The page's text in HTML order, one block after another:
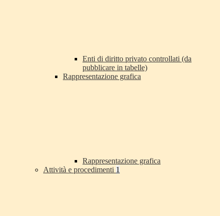
Enti di diritto privato controllati (da
pubblicare in tabelle)
Rappresentazione grafica
Rappresentazione grafica
Attività e procedimenti 1